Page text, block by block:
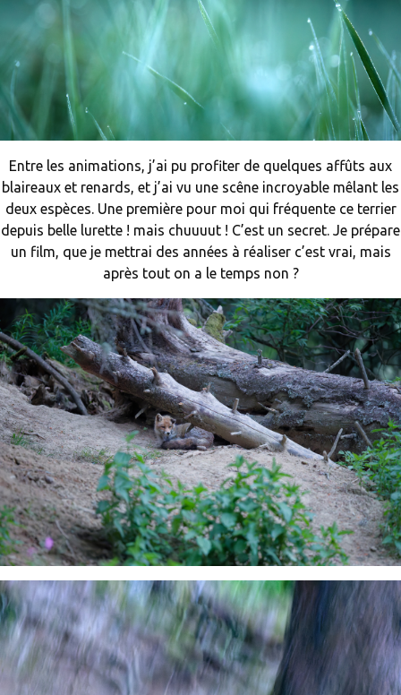
Entre les animations, j’ai pu profiter de quelques affûts aux
blaireaux et renards, et j’ai vu une scêne incroyable mêlant les
deux espèces. Une première pour moi qui fréquente ce terrier
depuis belle lurette ! mais chuuuut ! C’est un secret. Je prépare
un film, que je mettrai des années à réaliser c’est vrai, mais
après tout on a le temps non ?